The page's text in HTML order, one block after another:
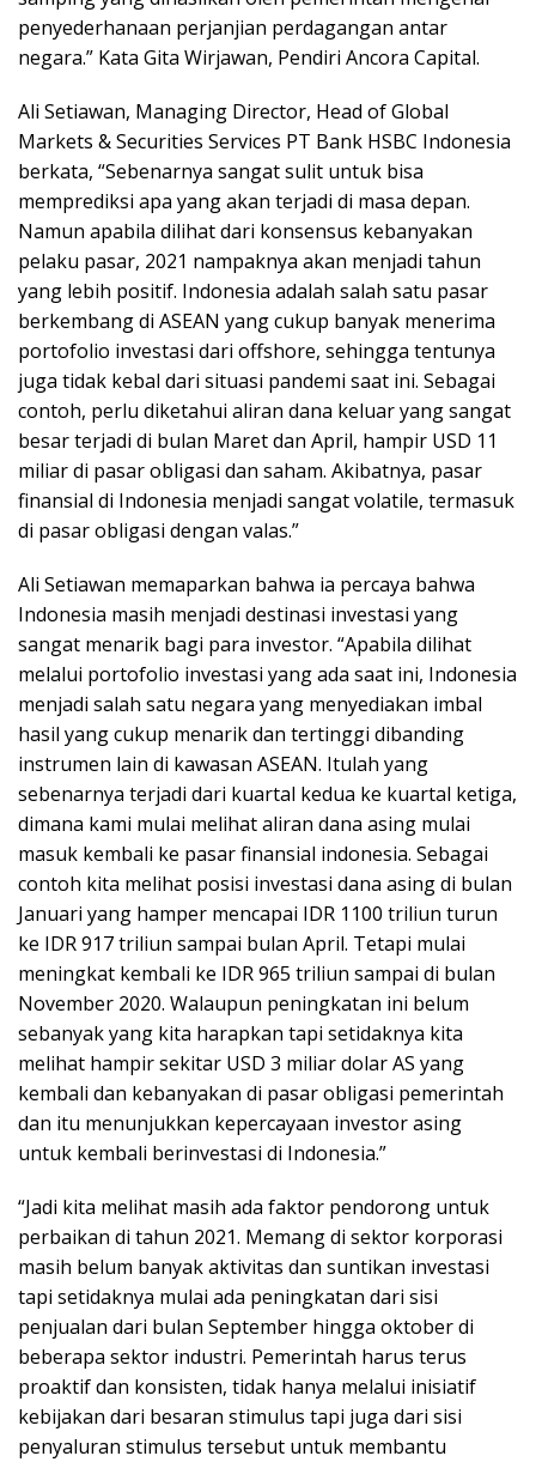
penyederhanaan perjanjian perdagangan antar
negara.” Kata Gita Wirjawan, Pendiri Ancora Capital.
Ali Setiawan, Managing Director, Head of Global
Markets & Securities Services PT Bank HSBC Indonesia
berkata, “Sebenarnya sangat sulit untuk bisa
memprediksi apa yang akan terjadi di masa depan.
Namun apabila dilihat dari konsensus kebanyakan
pelaku pasar, 2021 nampaknya akan menjadi tahun
yang lebih positif. Indonesia adalah salah satu pasar
berkembang di ASEAN yang cukup banyak menerima
portofolio investasi dari offshore, sehingga tentunya
juga tidak kebal dari situasi pandemi saat ini. Sebagai
contoh, perlu diketahui aliran dana keluar yang sangat
besar terjadi di bulan Maret dan April, hampir USD 11
miliar di pasar obligasi dan saham. Akibatnya, pasar
finansial di Indonesia menjadi sangat volatile, termasuk
di pasar obligasi dengan valas.”
Ali Setiawan memaparkan bahwa ia percaya bahwa
Indonesia masih menjadi destinasi investasi yang
sangat menarik bagi para investor. “Apabila dilihat
melalui portofolio investasi yang ada saat ini, Indonesia
menjadi salah satu negara yang menyediakan imbal
hasil yang cukup menarik dan tertinggi dibanding
instrumen lain di kawasan ASEAN. Itulah yang
sebenarnya terjadi dari kuartal kedua ke kuartal ketiga,
dimana kami mulai melihat aliran dana asing mulai
masuk kembali ke pasar finansial indonesia. Sebagai
contoh kita melihat posisi investasi dana asing di bulan
Januari yang hamper mencapai IDR 1100 triliun turun
ke IDR 917 triliun sampai bulan April. Tetapi mulai
meningkat kembali ke IDR 965 triliun sampai di bulan
November 2020. Walaupun peningkatan ini belum
sebanyak yang kita harapkan tapi setidaknya kita
melihat hampir sekitar USD 3 miliar dolar AS yang
kembali dan kebanyakan di pasar obligasi pemerintah
dan itu menunjukkan kepercayaan investor asing
untuk kembali berinvestasi di Indonesia.”
“Jadi kita melihat masih ada faktor pendorong untuk
perbaikan di tahun 2021. Memang di sektor korporasi
masih belum banyak aktivitas dan suntikan investasi
tapi setidaknya mulai ada peningkatan dari sisi
penjualan dari bulan September hingga oktober di
beberapa sektor industri. Pemerintah harus terus
proaktif dan konsisten, tidak hanya melalui inisiatif
kebijakan dari besaran stimulus tapi juga dari sisi
penyaluran stimulus tersebut untuk membantu